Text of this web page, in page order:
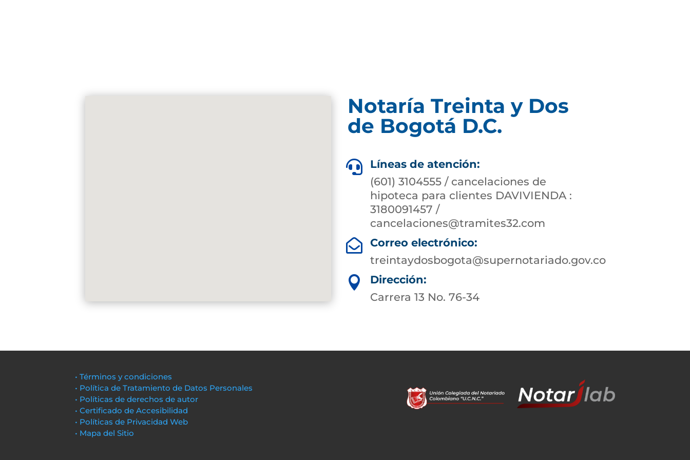
Notaría Treinta y Dos
de Bogotá D.C.

Líneas de atención:
(601) 3104555 / cancelaciones de
hipoteca para clientes DAVIVIENDA :
3180091457 /
cancelaciones@tramites32.com

Correo electrónico:
treintaydosbogota@supernotariado.gov.co

Dirección:
Carrera 13 No. 76-34
• Términos y condiciones
• Política de Tratamiento de Datos Personales
• Políticas de derechos de autor
• Certificado de Accesibilidad
• Políticas de Privacidad Web
• Mapa del Sitio